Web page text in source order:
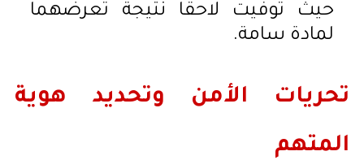
حيث توفيت لاحقًا نتيجة تعرضهما
لمادة سامة.
تحريات الأمن وتحديد هوية
المتهم